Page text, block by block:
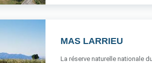
MAS LARRIEU
La réserve naturelle nationale